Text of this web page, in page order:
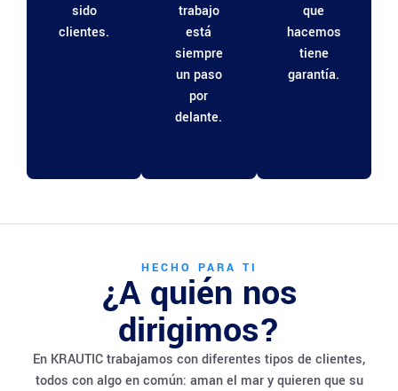
sido
clientes.
trabajo
está
siempre
un paso
por
delante.
que
hacemos
tiene
garantía.
HECHO PARA TI
¿A quién nos
dirigimos?
En KRAUTIC trabajamos con diferentes tipos de clientes,
todos con algo en común: aman el mar y quieren que su